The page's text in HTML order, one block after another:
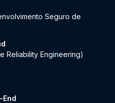
Seguro de
Reliability Engineering)